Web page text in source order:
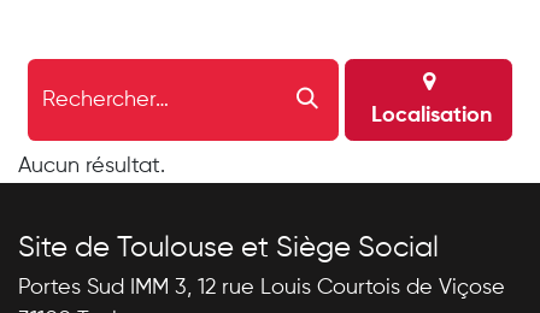
Localisation
Aucun résultat.
Site de Toulouse et Siège Social
Portes Sud IMM 3, 12 rue Louis Courtois de Viçose